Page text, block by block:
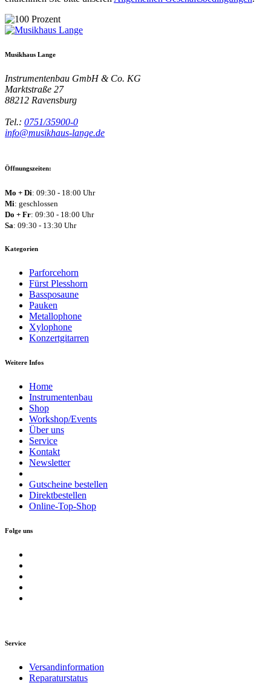
Musikhaus Lange
Instrumentenbau GmbH & Co. KG
Marktstraße 27
88212 Ravensburg
Tel.: 0751/35900-0
info@musikhaus-lange.de
Öffnungszeiten:
Mo + Di: 09:30 - 18:00 Uhr
Mi: geschlossen
Do + Fr: 09:30 - 18:00 Uhr
Sa: 09:30 - 13:30 Uhr
Kategorien
Parforcehorn
Fürst Plesshorn
Bassposaune
Pauken
Metallophone
Xylophone
Konzertgitarren
Weitere Infos
Home
Instrumentenbau
Shop
Workshop/Events
Über uns
Service
Kontakt
Newsletter
Gutscheine bestellen
Direktbestellen
Online-Top-Shop
Folge uns
Service
Versandinformation
Reparaturstatus